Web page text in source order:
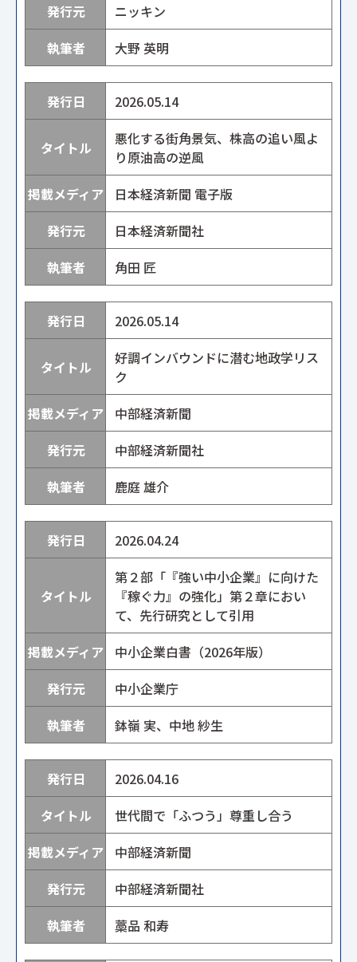
ニッキン
大野 英明
2026.05.14
悪化する街角景気、株高の追い風よ
り原油高の逆風
日本経済新聞 電子版
日本経済新聞社
角田 匠
2026.05.14
好調インバウンドに潜む地政学リス
ク
中部経済新聞
中部経済新聞社
鹿庭 雄介
2026.04.24
第２部「『強い中小企業』に向けた
『稼ぐ力』の強化」第２章におい
て、先行研究として引用
中小企業白書（2026年版）
中小企業庁
鉢嶺 実、中地 紗生
2026.04.16
世代間で「ふつう」尊重し合う
中部経済新聞
中部経済新聞社
藁品 和寿